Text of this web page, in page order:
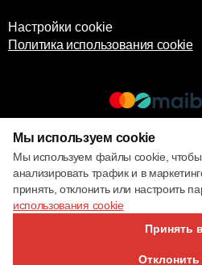
Настройки cookie
Политика использования cookie
© 2017 – 2026
Мы используем cookie
Мы используем файлы cookie, чтобы
анализировать трафик и в
принять, отклонить или настроить
использования cookie
Принять
Отклонить